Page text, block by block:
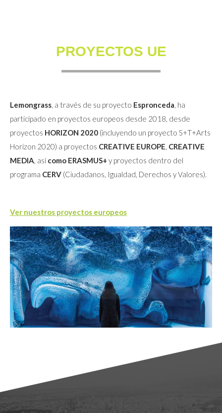
PROYECTOS UE
Lemongrass, a través de su proyecto Espronceda, ha
participado en proyectos europeos desde 2018, desde
proyectos HORIZON 2020 (incluyendo un proyecto S+T+Arts
Horizon 2020) a proyectos CREATIVE EUROPE, CREATIVE
MEDIA, así como ERASMUS+ y proyectos dentro del
programa CERV (Ciudadanos, Igualdad, Derechos y Valores).
Ver nuestros proyectos europeos